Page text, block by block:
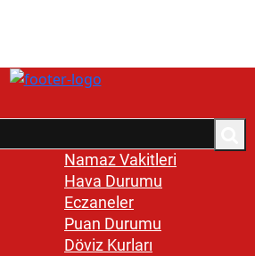
Namaz Vakitleri
Hava Durumu
Eczaneler
Puan Durumu
Döviz Kurları